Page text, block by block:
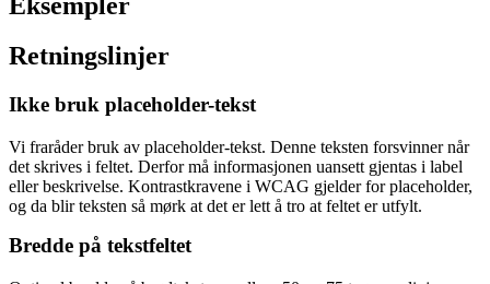
Retningslinjer
Ikke bruk placeholder-tekst
Vi fraråder bruk av placeholder-tekst. Denne teksten forsvinner når
det skrives i feltet. Derfor må informasjonen uansett gjentas i label
eller beskrivelse. Kontrastkravene i WCAG gjelder for placeholder,
og da blir teksten så mørk at det er lett å tro at feltet er utfylt.
Bredde på tekstfeltet